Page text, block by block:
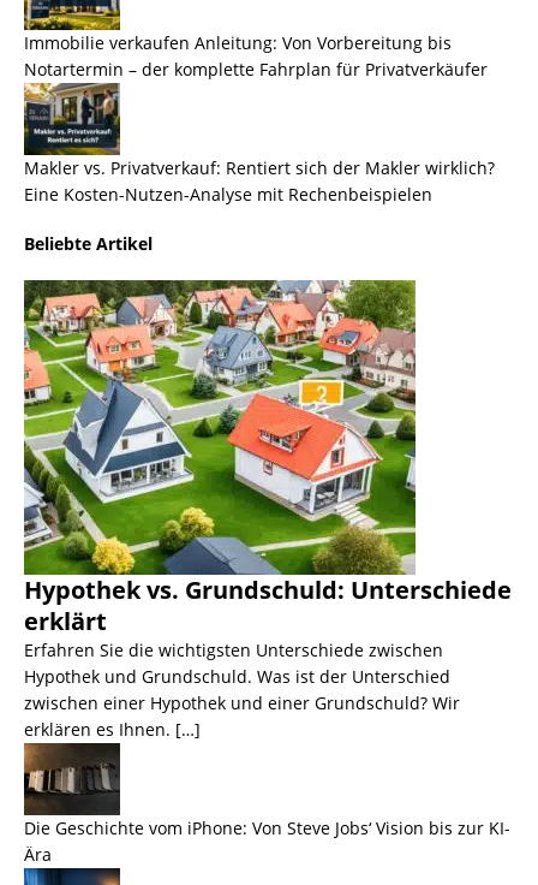
Immobilie verkaufen Anleitung: Von Vorbereitung bis
Notartermin – der komplette Fahrplan für Privatverkäufer
Makler vs. Privatverkauf: Rentiert sich der Makler wirklich?
Eine Kosten-Nutzen-Analyse mit Rechenbeispielen
Beliebte Artikel
Hypothek vs. Grundschuld: Unterschiede
erklärt
Erfahren Sie die wichtigsten Unterschiede zwischen
Hypothek und Grundschuld. Was ist der Unterschied
zwischen einer Hypothek und einer Grundschuld? Wir
erklären es Ihnen. […]
Die Geschichte vom iPhone: Von Steve Jobs‘ Vision bis zur KI-
Ära